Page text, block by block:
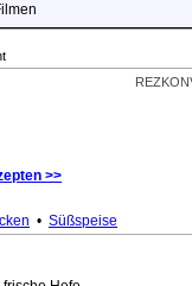
>>
• Süßspeise